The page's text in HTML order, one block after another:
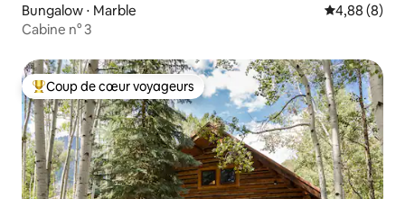
Bungalow ⋅ Marble Évaluation
4,88 (8)
Cabine n° 3
Coups de cœur voyageurs les plus appréciés
Coup de cœur voyageurs